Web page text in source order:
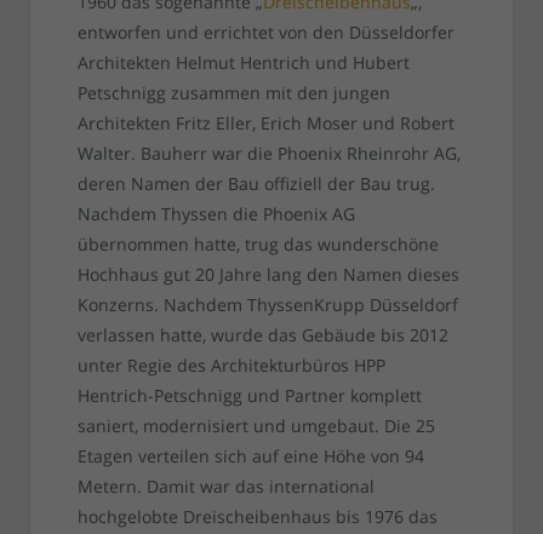
entworfen und errichtet von den Düsseldorfer
Architekten Helmut Hentrich und Hubert
Petschnigg zusammen mit den jungen
Architekten Fritz Eller, Erich Moser und Robert
Walter. Bauherr war die Phoenix Rheinrohr AG,
deren Namen der Bau offiziell der Bau trug.
Nachdem Thyssen die Phoenix AG
übernommen hatte, trug das wunderschöne
Hochhaus gut 20 Jahre lang den Namen dieses
Konzerns. Nachdem ThyssenKrupp Düsseldorf
verlassen hatte, wurde das Gebäude bis 2012
unter Regie des Architekturbüros HPP
Hentrich-Petschnigg und Partner komplett
saniert, modernisiert und umgebaut. Die 25
Etagen verteilen sich auf eine Höhe von 94
Metern. Damit war das international
hochgelobte Dreischeibenhaus bis 1976 das